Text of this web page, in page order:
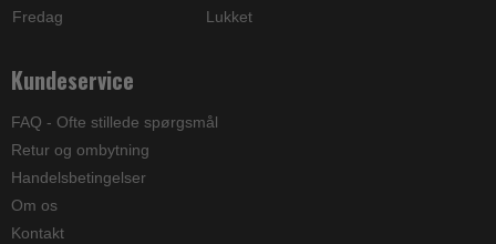
Fredag
Lukket
Kundeservice
FAQ - Ofte stillede spørgsmål
Retur og ombytning
Handelsbetingelser
Om os
Kontakt